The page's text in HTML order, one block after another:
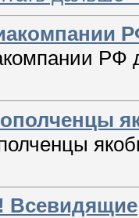
Всевидящие